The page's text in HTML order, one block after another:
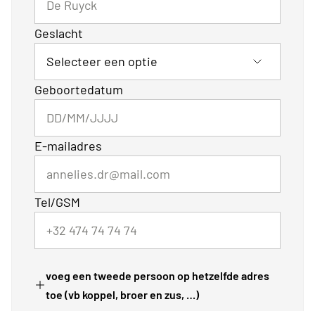
Geslacht
Geboortedatum
E-mailadres
Tel/GSM
voeg een tweede persoon op hetzelfde adres
toe (vb koppel, broer en zus, …)